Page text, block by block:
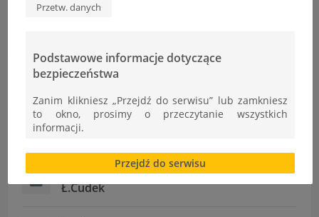
Loteria w Bibliotece
Informacje
Autor:
Ł.Cudek
Przetw. danych
Podstawowe informacje dotyczące
bezpieczeństwa
Zanim klikniesz „Przejdź do serwisu” lub zamkniesz
to okno, prosimy o przeczytanie wszystkich
informacji.
Brak zgody bądź ograniczenie funkcjonalności plików
cookies lub local storage, może utrudnić lub
uniemożliwić korzystanie z Serwisu.
Przejdź do serwisu